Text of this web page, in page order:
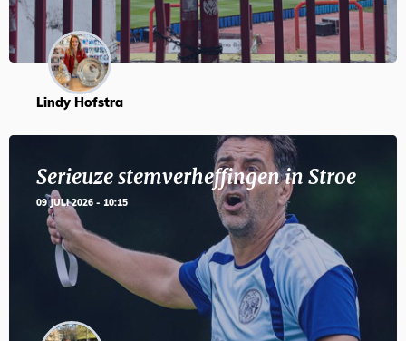
Lindy Hofstra
Serieuze stemverheffingen in Stroe
09 JULI 2026 - 10:15